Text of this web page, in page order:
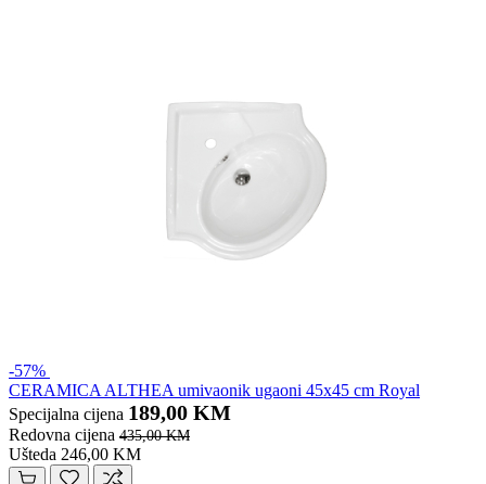
-57%
CERAMICA ALTHEA umivaonik ugaoni 45x45 cm Royal
Specijalna cijena 189,00 KM
Redovna cijena 435,00 KM
Ušteda 246,00 KM